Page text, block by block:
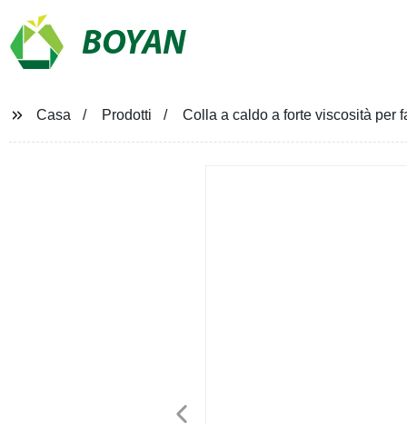
BOYAN
Casa Prodotti Colla a caldo a forte viscosità per